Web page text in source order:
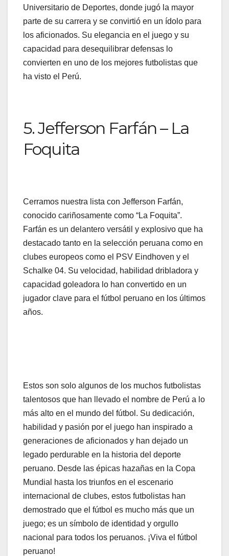
Universitario de Deportes, donde jugó la mayor
parte de su carrera y se convirtió en un ídolo para
los aficionados. Su elegancia en el juego y su
capacidad para desequilibrar defensas lo
convierten en uno de los mejores futbolistas que
ha visto el Perú.
5. Jefferson Farfán – La
Foquita
Cerramos nuestra lista con Jefferson Farfán,
conocido cariñosamente como “La Foquita”.
Farfán es un delantero versátil y explosivo que ha
destacado tanto en la selección peruana como en
clubes europeos como el PSV Eindhoven y el
Schalke 04. Su velocidad, habilidad dribladora y
capacidad goleadora lo han convertido en un
jugador clave para el fútbol peruano en los últimos
años.
Estos son solo algunos de los muchos futbolistas
talentosos que han llevado el nombre de Perú a lo
más alto en el mundo del fútbol. Su dedicación,
habilidad y pasión por el juego han inspirado a
generaciones de aficionados y han dejado un
legado perdurable en la historia del deporte
peruano. Desde las épicas hazañas en la Copa
Mundial hasta los triunfos en el escenario
internacional de clubes, estos futbolistas han
demostrado que el fútbol es mucho más que un
juego; es un símbolo de identidad y orgullo
nacional para todos los peruanos. ¡Viva el fútbol
peruano!